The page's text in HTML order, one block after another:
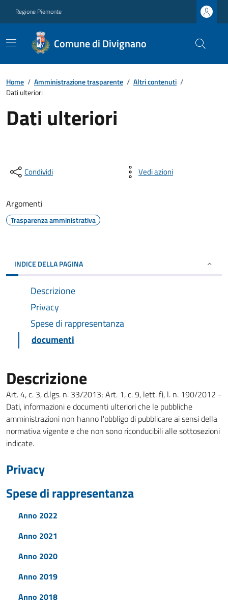
Regione Piemonte
Comune di Divignano
Home / Amministrazione trasparente / Altri contenuti /
Dati ulteriori
Dati ulteriori
Condividi Vedi azioni
Argomenti
Trasparenza amministrativa
INDICE DELLA PAGINA
Descrizione
Privacy
Spese di rappresentanza
documenti
Descrizione
Art. 4, c. 3, d.lgs. n. 33/2013; Art. 1, c. 9, lett. f), l. n. 190/2012 -
Dati, informazioni e documenti ulteriori che le pubbliche
amministrazioni non hanno l'obbligo di pubblicare ai sensi della
normativa vigente e che non sono riconducibili alle sottosezioni
indicate.
Privacy
Spese di rappresentanza
Anno 2022
Anno 2021
Anno 2020
Anno 2019
Anno 2018